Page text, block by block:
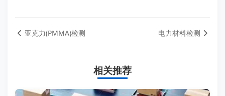
亚克力(PMMA)检测 电力材料检测
相关推荐